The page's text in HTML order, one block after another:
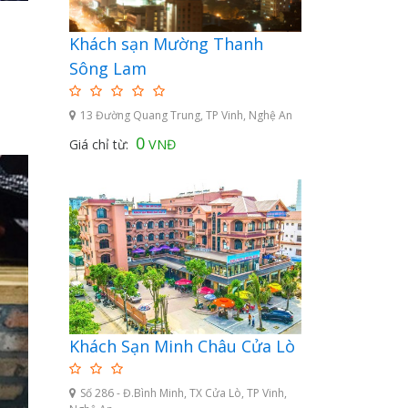
Khách sạn Mường Thanh
Sông Lam
13 Đường Quang Trung, TP Vinh, Nghệ An
Giá chỉ từ: 0 VNĐ
Khách Sạn Minh Châu Cửa Lò
Số 286 - Đ.Bình Minh, TX Cửa Lò, TP Vinh,